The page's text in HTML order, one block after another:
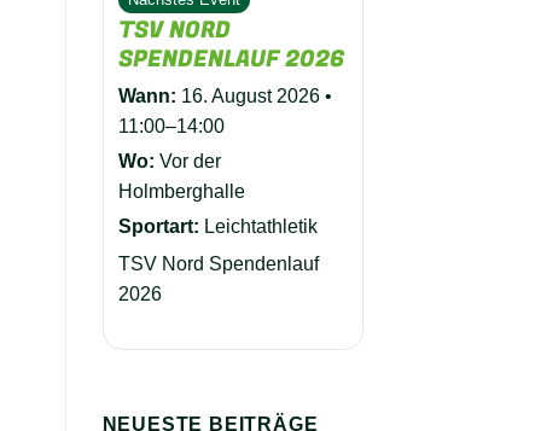
TSV NORD
SPENDENLAUF 2026
Wann: 16. August 2026 •
11:00–14:00
Wo: Vor der
Holmberghalle
Sportart: Leichtathletik
TSV Nord Spendenlauf
2026
NEUESTE BEITRÄGE